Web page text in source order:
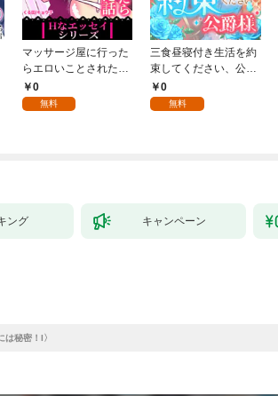
マッサージ屋に行った
らエロいことされた話
1 0
無料
三食昼寝付き生活を約
束してください、公爵
様 1話
0
無料
ング キャンペーン
は秘密！I〉